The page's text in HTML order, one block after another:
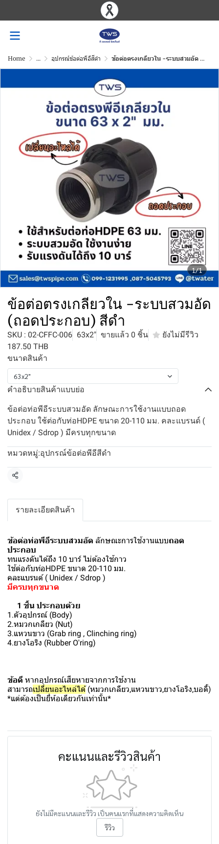
Home ... อุปกรณ์ข้อต่อพีอีสีดำ ข้อต่อตรงเกลียวใน -ระบบสวมอัด (ถอดประกอบ) สีดำ
1/1
ข้อต่อตรงเกลียวใน -ระบบสวมอัด
(ถอดประกอบ) สีดำ
SKU : 02-CFFC-006 63x2" ขายแล้ว 0 ชิ้น
ยังไม่มีรีวิว
187.50 THB
ขนาดสินค้า
63x2"
คำอธิบายสินค้าแบบย่อ
ข้อต่อท่อพีอีระบบสวมอัด ลักษณะการใช้งานแบบถอด
ประกอบ ใช้ต่อกับท่อHDPE ขนาด 20-110 มม. คละแบรนด์ (
Unidex / Sdrop ) มีครบทุกขนาด
หมวดหมู่:อุปกรณ์ข้อต่อพีอีสีดำ
แชร์
รายละเอียดสินค้า
ข้อต่อท่อพีอีระบบสวมอัด ลักษณะการใช้งานแบบถอด
ประกอบ
ทนแรงดันได้ถึง 10 บาร์ ไม่ต้องใช้กาว
ใช้ต่อกับท่อHDPE ขนาด 20-110 มม.
คละแบรนด์ ( Unidex / Sdrop )
มีครบทุกขนาด
1 ชิ้น ประกอบด้วย
1.ตัวอุปกรณ์ (Body)
2.หมวกเกลียว (Nut)
3.แหวนขาว (Grab ring , Clinching ring)
4.ยางโอริง (Rubber O'ring)
ข้อดี หากอุปกรณ์เสียหายจากการใช้งาน
สามารถเปลี่ยนอะไหล่ได้(หมวกเกลียว,แหวนขาว,ยางโอริง,บอดี้)
*แต่ต้องเป็นยี่ห้อเดียวกันเท่านั้น*
คะแนนและรีวิวสินค้า
ยังไม่มีคะแนนและรีวิว เป็นคนแรกที่แสดงความคิดเห็น
รีวิว